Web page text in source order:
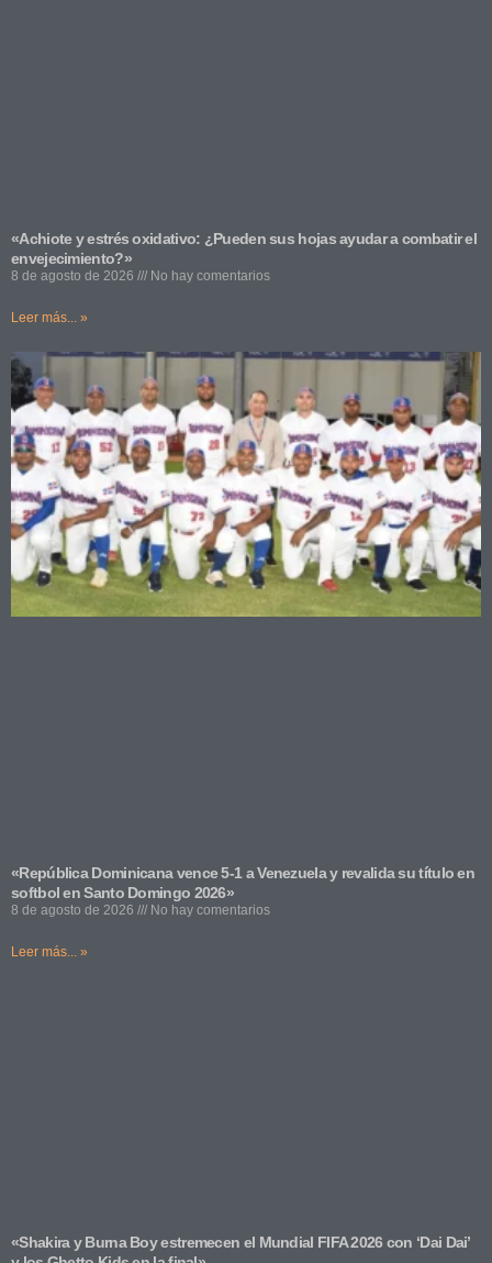
«Achiote y estrés oxidativo: ¿Pueden sus hojas ayudar a combatir el
envejecimiento?»
8 de agosto de 2026 No hay comentarios
Leer más... »
«República Dominicana vence 5-1 a Venezuela y revalida su título en
softbol en Santo Domingo 2026»
8 de agosto de 2026 No hay comentarios
Leer más... »
«Shakira y Burna Boy estremecen el Mundial FIFA 2026 con ‘Dai Dai’